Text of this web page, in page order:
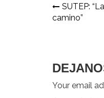
de
SUTEP:
camino”
Your email